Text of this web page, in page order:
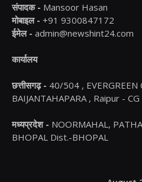
संपादक - Mansoor Hasan
मोबाइल - +91 9300847172
ईमेल - admin@newshint24.com
कार्यालय
छत्तीसगढ़ - 40/504 , EVERGREEN
BAIJANTAHAPARA , Raipur - CG
मध्यप्रदेश - NOORMAHAL,
BHOPAL Dist.-BHOPAL